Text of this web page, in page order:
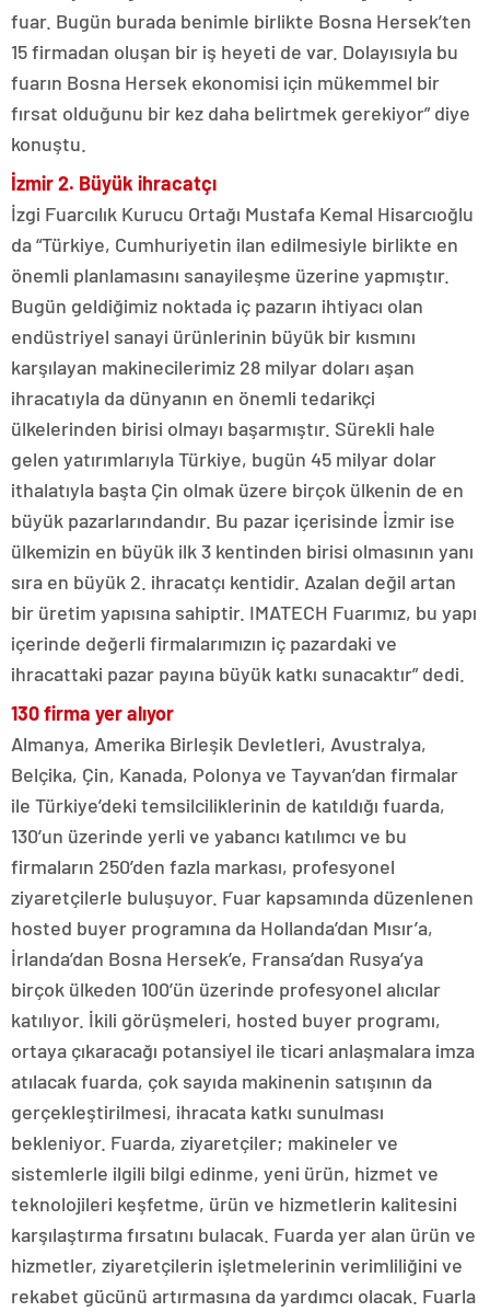
fuar. Bugün burada benimle birlikte Bosna Hersek’ten
15 firmadan oluşan bir iş heyeti de var. Dolayısıyla bu
fuarın Bosna Hersek ekonomisi için mükemmel bir
fırsat olduğunu bir kez daha belirtmek gerekiyor” diye
konuştu.
İzmir 2. Büyük ihracatçı
İzgi Fuarcılık Kurucu Ortağı Mustafa Kemal Hisarcıoğlu
da “Türkiye, Cumhuriyetin ilan edilmesiyle birlikte en
önemli planlamasını sanayileşme üzerine yapmıştır.
Bugün geldiğimiz noktada iç pazarın ihtiyacı olan
endüstriyel sanayi ürünlerinin büyük bir kısmını
karşılayan makinecilerimiz 28 milyar doları aşan
ihracatıyla da dünyanın en önemli tedarikçi
ülkelerinden birisi olmayı başarmıştır. Sürekli hale
gelen yatırımlarıyla Türkiye, bugün 45 milyar dolar
ithalatıyla başta Çin olmak üzere birçok ülkenin de en
büyük pazarlarındandır. Bu pazar içerisinde İzmir ise
ülkemizin en büyük ilk 3 kentinden birisi olmasının yanı
sıra en büyük 2. ihracatçı kentidir. Azalan değil artan
bir üretim yapısına sahiptir. IMATECH Fuarımız, bu yapı
içerinde değerli firmalarımızın iç pazardaki ve
ihracattaki pazar payına büyük katkı sunacaktır” dedi.
130 firma yer alıyor
Almanya, Amerika Birleşik Devletleri, Avustralya,
Belçika, Çin, Kanada, Polonya ve Tayvan’dan firmalar
ile Türkiye’deki temsilciliklerinin de katıldığı fuarda,
130’un üzerinde yerli ve yabancı katılımcı ve bu
firmaların 250’den fazla markası, profesyonel
ziyaretçilerle buluşuyor. Fuar kapsamında düzenlenen
hosted buyer programına da Hollanda’dan Mısır’a,
İrlanda’dan Bosna Hersek’e, Fransa’dan Rusya’ya
birçok ülkeden 100’ün üzerinde profesyonel alıcılar
katılıyor. İkili görüşmeleri, hosted buyer programı,
ortaya çıkaracağı potansiyel ile ticari anlaşmalara imza
atılacak fuarda, çok sayıda makinenin satışının da
gerçekleştirilmesi, ihracata katkı sunulması
bekleniyor. Fuarda, ziyaretçiler; makineler ve
sistemlerle ilgili bilgi edinme, yeni ürün, hizmet ve
teknolojileri keşfetme, ürün ve hizmetlerin kalitesini
karşılaştırma fırsatını bulacak. Fuarda yer alan ürün ve
hizmetler, ziyaretçilerin işletmelerinin verimliliğini ve
rekabet gücünü artırmasına da yardımcı olacak. Fuarla